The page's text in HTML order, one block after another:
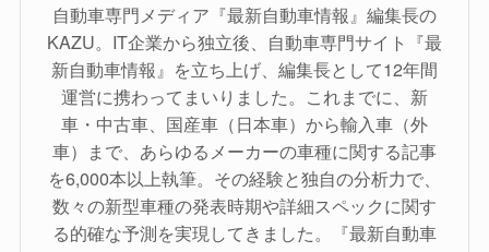
自動車専門メディア『最新自動車情報』編集長の
KAZU。IT企業から独立後、自動車専門サイト『最
新自動車情報』を立ち上げ、編集長として12年間
運営に携わってまいりました。これまでに、新
車・中古車、国産車（日本車）から輸入車（外
車）まで、あらゆるメーカーの車種に関する記事
を6,000本以上執筆。その経験と独自の分析力で、
数々の新型車種の発表時期や詳細スペックに関す
る的確な予測を実現してきました。『最新自動車